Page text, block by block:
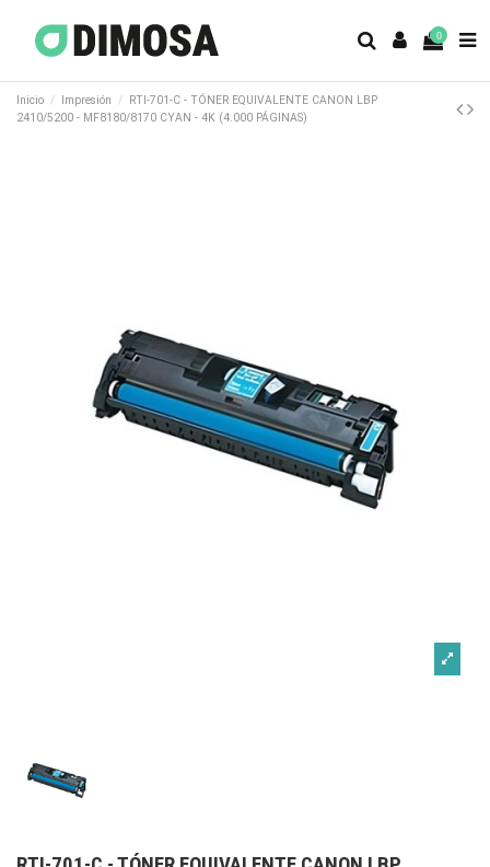
0
Inicio Impresión
RTI-701-C - TÓNER EQUIVALENTE CANON LBP
2410/5200 - MF8180/8170 CYAN - 4K (4.000 PÁGINAS)